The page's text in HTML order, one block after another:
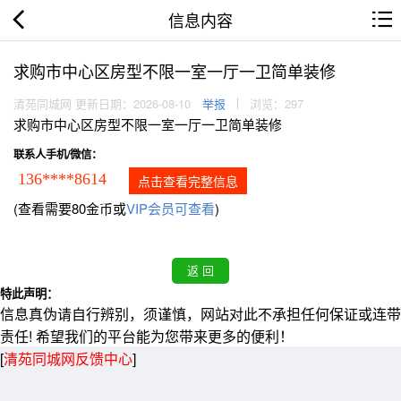
信息内容
求购市中心区房型不限一室一厅一卫简单装修
清苑同城网 更新日期：2026-08-10 举报 浏览：297
求购市中心区房型不限一室一厅一卫简单装修
联系人手机/微信：
136****8614 点击查看完整信息
(查看需要80金币或VIP会员可查看)
特此声明：
信息真伪请自行辨别，须谨慎，网站对此不承担任何保证或连带
责任! 希望我们的平台能为您带来更多的便利！
[清苑同城网反馈中心]